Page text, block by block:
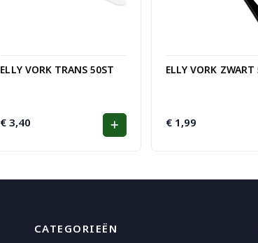
ELLY VORK TRANS 50ST
€ 3,40
ELLY VORK ZWART
€ 1,99
CATEGORIEËN